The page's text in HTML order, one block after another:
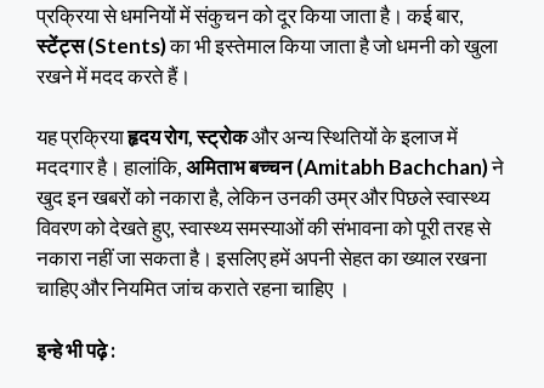
प्रक्रिया से धमनियों में संकुचन को दूर किया जाता है। कई बार,
स्टेंट्स (Stents)का भी इस्तेमाल किया जाता है जो धमनी को खुला
रखने में मदद करते हैं।
यह प्रक्रियाहृदय रोग, स्ट्रोकऔर अन्य स्थितियों के इलाज में
मददगार है। हालांकि,अमिताभ बच्चन (Amitabh Bachchan)ने
खुद इन खबरों को नकारा है, लेकिन उनकी उम्र और पिछले स्वास्थ्य
विवरण को देखते हुए, स्वास्थ्य समस्याओं की संभावना को पूरी तरह से
नकारा नहीं जा सकता है। इसलिए हमें अपनी सेहत का ख्याल रखना
चाहिए और नियमित जांच कराते रहना चाहिए ।
इन्हे भी पढ़े :